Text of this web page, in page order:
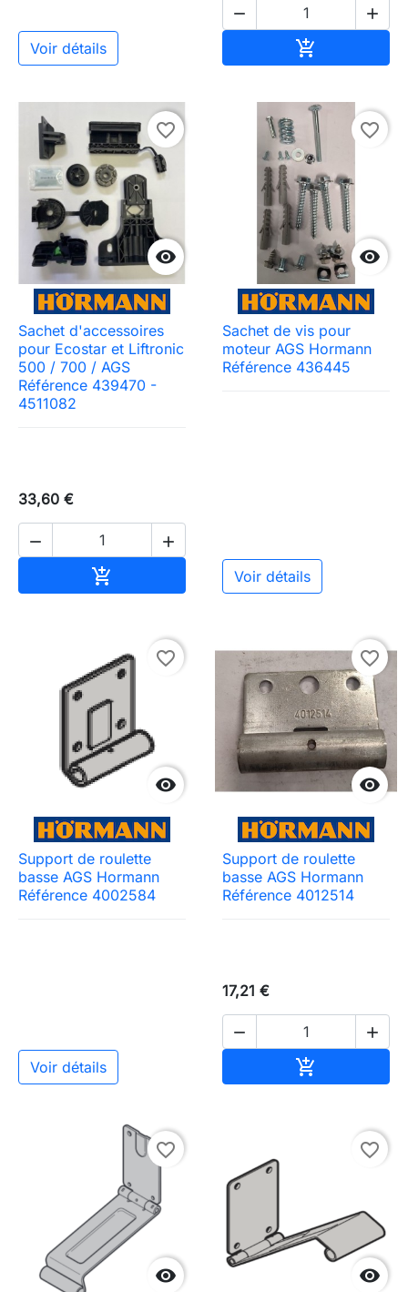
Voir détails
 


favorite_border
Sachet d'accessoires
pour Ecostar et Liftronic
500 / 700 / AGS
Référence 439470 -
4511082
33,60 €
 


favorite_border
Sachet de vis pour
moteur AGS Hormann
Référence 436445
Voir détails

favorite_border
Support de roulette
basse AGS Hormann
Référence 4002584
Voir détails

favorite_border
Support de roulette
basse AGS Hormann
Référence 4012514
17,21 €
 


favorite_border

favorite_border